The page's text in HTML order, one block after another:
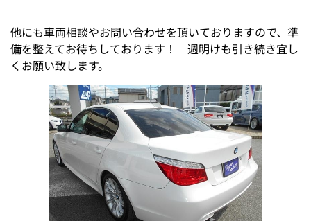
他にも車両相談やお問い合わせを頂いておりますので、準
備を整えてお待ちしております！ 週明けも引き続き宜し
くお願い致します。